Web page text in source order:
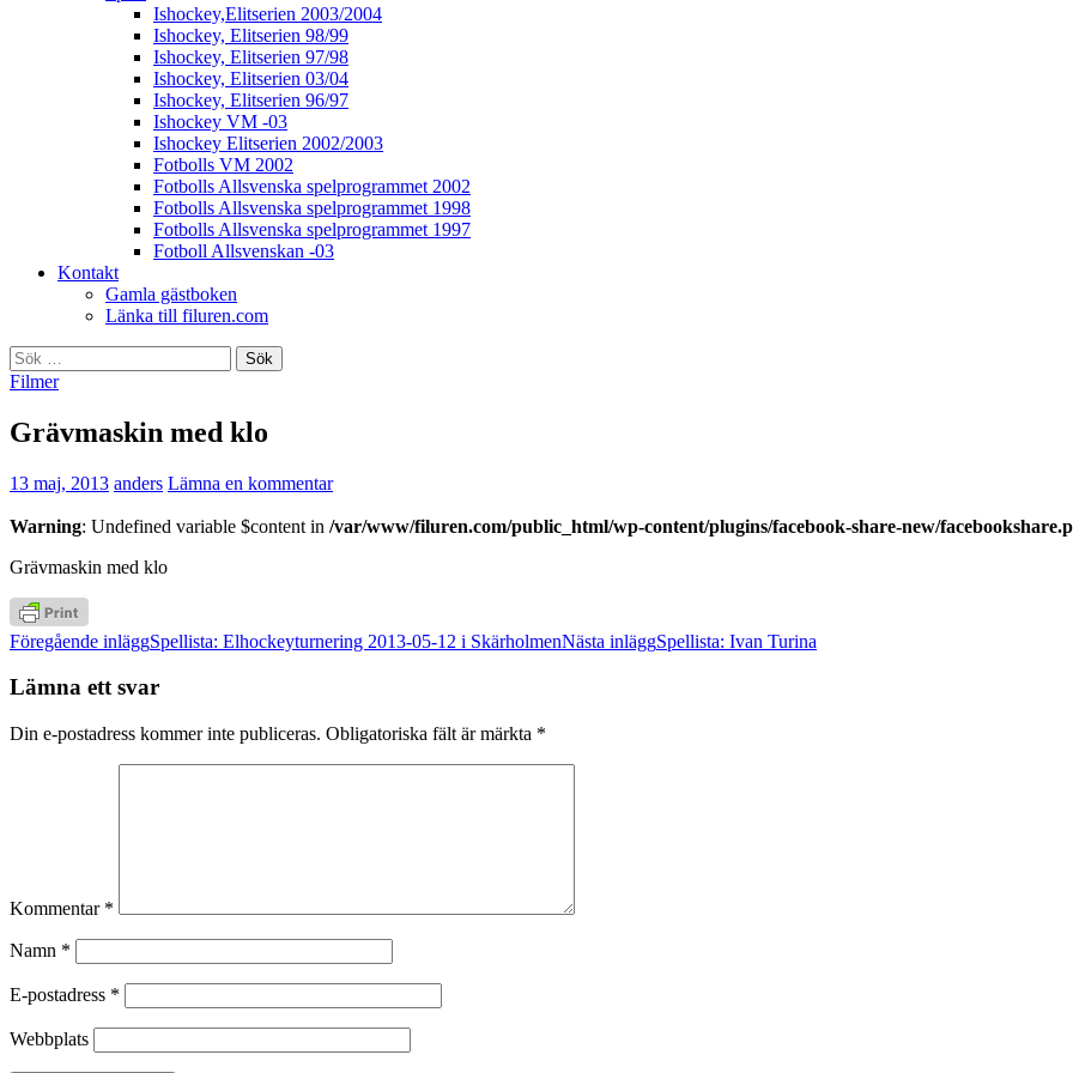
Ishockey,Elitserien 2003/2004
Ishockey, Elitserien 98/99
Ishockey, Elitserien 97/98
Ishockey, Elitserien 03/04
Ishockey, Elitserien 96/97
Ishockey VM -03
Ishockey Elitserien 2002/2003
Fotbolls VM 2002
Fotbolls Allsvenska spelprogrammet 2002
Fotbolls Allsvenska spelprogrammet 1998
Fotbolls Allsvenska spelprogrammet 1997
Fotboll Allsvenskan -03
Kontakt
Gamla gästboken
Länka till filuren.com
Sök
efter:
Filmer
Grävmaskin med klo
13 maj, 2013 anders Lämna en kommentar
Warning: Undefined variable $content in /var/www/filuren.com/public_html/wp-content/plugins/facebook-share-new/
Grävmaskin med klo
Inläggsnavigering
Föregående inläggSpellista: Elhockeyturnering 2013-05-12 i SkärholmenNästa inläggSpellista: Ivan Turina
Lämna ett svar
Din e-postadress kommer inte publiceras. Obligatoriska fält är märkta *
Kommentar *
Namn *
E-postadress *
Webbplats